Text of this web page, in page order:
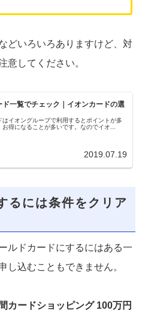
どいろいろありますけど、対
意してください。
ド一覧でチェック｜イオンカードの選
はイオングループで利用するとポイントが多
お得になることが多いです。なのでイオ...
2019.07.19
るには条件をクリア
ルドカードにするにはある一
し込むこともできません。
カードショッピング 100万円